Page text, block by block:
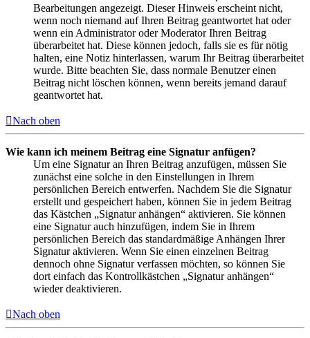
Bearbeitungen angezeigt. Dieser Hinweis erscheint nicht,
wenn noch niemand auf Ihren Beitrag geantwortet hat oder
wenn ein Administrator oder Moderator Ihren Beitrag
überarbeitet hat. Diese können jedoch, falls sie es für nötig
halten, eine Notiz hinterlassen, warum Ihr Beitrag überarbeitet
wurde. Bitte beachten Sie, dass normale Benutzer einen
Beitrag nicht löschen können, wenn bereits jemand darauf
geantwortet hat.
Nach oben
Wie kann ich meinem Beitrag eine Signatur anfügen?
Um eine Signatur an Ihren Beitrag anzufügen, müssen Sie
zunächst eine solche in den Einstellungen in Ihrem
persönlichen Bereich entwerfen. Nachdem Sie die Signatur
erstellt und gespeichert haben, können Sie in jedem Beitrag
das Kästchen „Signatur anhängen“ aktivieren. Sie können
eine Signatur auch hinzufügen, indem Sie in Ihrem
persönlichen Bereich das standardmäßige Anhängen Ihrer
Signatur aktivieren. Wenn Sie einen einzelnen Beitrag
dennoch ohne Signatur verfassen möchten, so können Sie
dort einfach das Kontrollkästchen „Signatur anhängen“
wieder deaktivieren.
Nach oben